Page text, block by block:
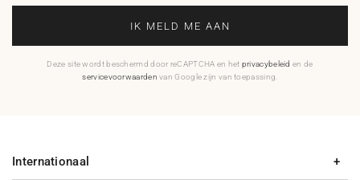
IK MELD ME AAN
Deze site wordt beschermd door reCAPTCHA en het privacybeleid en de
servicevoorwaarden van Google zijn van toepassing.
Internationaal